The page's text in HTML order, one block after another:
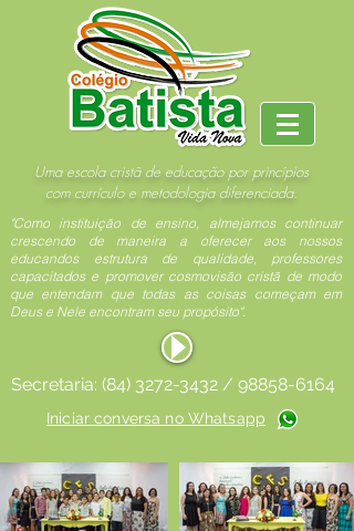
Uma escola cristã de educação por princípios
com currículo e metodologia diferenciada.
"Como instituição de ensino, almejamos continuar
crescendo de maneira a oferecer aos nossos
educandos estrutura de qualidade, professores
capacitados e promover cosmovisão cristã de modo
que entendam que todas as coisas começam em
Deus e Nele encontram seu propósito".
Secretaria: (84) 3272-3432 / 98858-6164
Iniciar conversa no Whatsapp